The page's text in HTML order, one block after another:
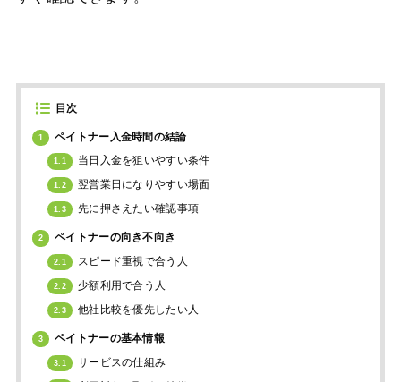
目次
1 ペイトナー入金時間の結論
1.1 当日入金を狙いやすい条件
1.2 翌営業日になりやすい場面
1.3 先に押さえたい確認事項
2 ペイトナーの向き不向き
2.1 スピード重視で合う人
2.2 少額利用で合う人
2.3 他社比較を優先したい人
3 ペイトナーの基本情報
3.1 サービスの仕組み